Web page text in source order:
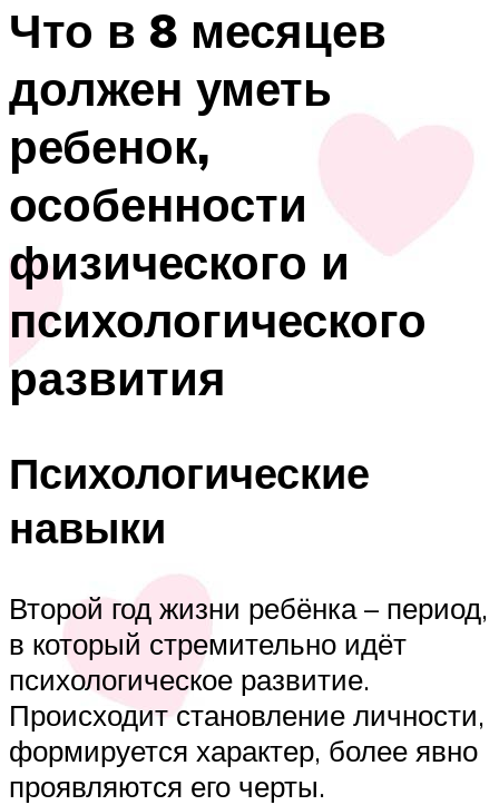
Что в 8 месяцев
должен уметь
ребенок,
особенности
физического и
психологического
развития
Психологические
навыки
Второй год жизни ребёнка – период,
в который стремительно идёт
психологическое развитие.
Происходит становление личности,
формируется характер, более явно
проявляются его черты.